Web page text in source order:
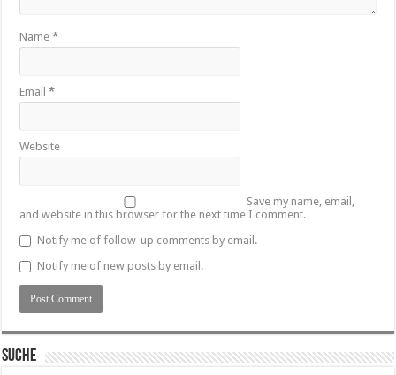
Name*
Email*
Website
Save my name, email,
and website in this browser for the next time I comment.
Notify me of follow-up comments by email.
Notify me of new posts by email.
SUCHE